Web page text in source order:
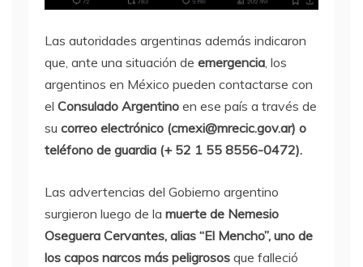
Las autoridades argentinas además indicaron
que, ante una situación de emergencia, los
argentinos en México pueden contactarse con
el Consulado Argentino en ese país a través de
su correo electrónico (cmexi@mrecic.gov.ar) o
teléfono de guardia (+ 52 1 55 8556-0472).
Las advertencias del Gobierno argentino
surgieron luego de la muerte de Nemesio
Oseguera Cervantes, alias “El Mencho”, uno de
los capos narcos más peligrosos que falleció